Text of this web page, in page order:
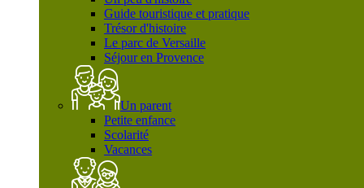
Guide touristique et pratique
Trésor d'histoire
Le parc de Versaille
Séjour en Provence
Un parent
Petite enfance
Scolarité
Vacances